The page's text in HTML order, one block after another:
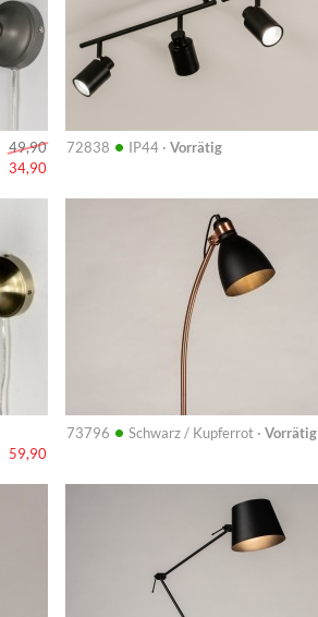
49,90
34,90
72838 • IP44 · Vorrätig
59,90
73796 • Schwarz / Kupferrot · Vorrätig
Info
Info